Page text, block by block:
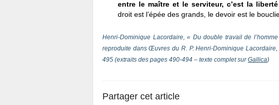
entre le maître et le serviteur, c’est la
droit est l’épée des grands, le devoir est le
Henri-Dominique Lacordaire, « Du double travail de
reproduite dansŒuvres du R. P. Henri-Dominique Lacordaire,
495 (extraits des pages 490-494 – texte complet surGallica)
Partager cet article